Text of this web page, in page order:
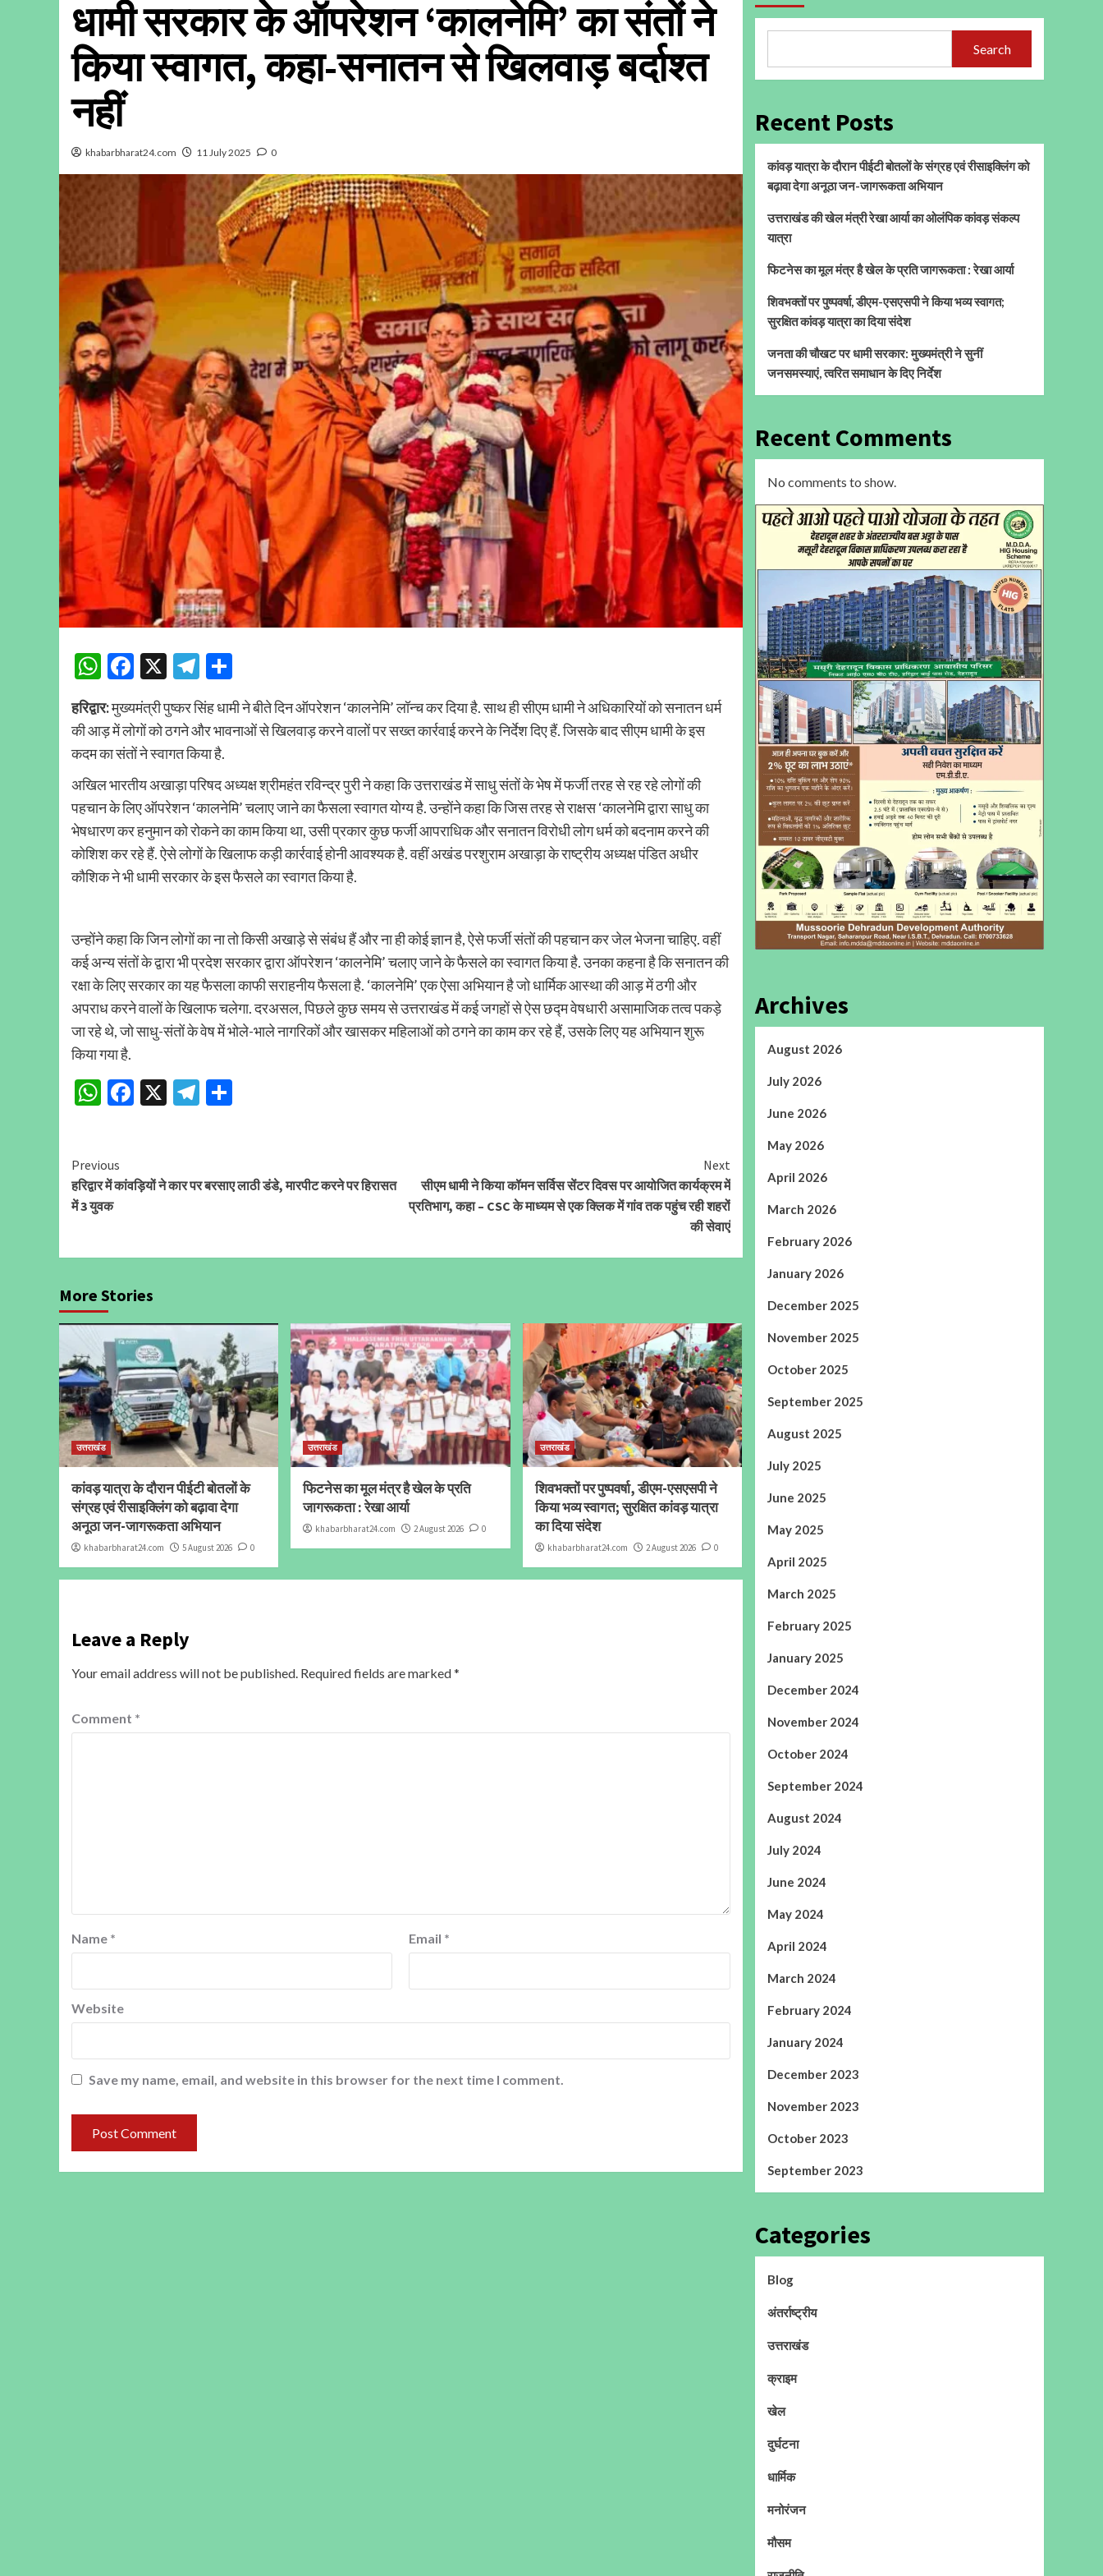
धामी सरकार के ऑपरेशन ‘कालनेमि’ का संतों ने
किया स्वागत, कहा-सनातन से खिलवाड़ बर्दाश्त
नहीं
khabarbharat24.com 11 July 2025 0
WhatsApp
Facebook
X Telegram
हरिद्वार:मुख्यमंत्री पुष्कर सिंह धामी ने बीते दिन ऑपरेशन ‘कालनेमि’ लॉन्च कर दिया है. साथ ही सीएम धामी ने अधिकारियों को सनातन धर्म
की आड़ में लोगों को ठगने और भावनाओं से खिलवाड़ करने वालों पर सख्त कार्रवाई करने के निर्देश दिए हैं. जिसके बाद सीएम धामी के इस
कदम का संतों ने स्वागत किया है.
अखिल भारतीय अखाड़ा परिषद अध्यक्ष श्रीमहंत रविन्द्र पुरी ने कहा कि उत्तराखंड में साधु संतों के भेष में फर्जी तरह से रह रहे लोगों की
पहचान के लिए ऑपरेशन ‘कालनेमि’ चलाए जाने का फैसला स्वागत योग्य है. उन्होंने कहा कि जिस तरह से राक्षस ‘कालनेमि द्वारा साधु का
भेषधारण कर हनुमान को रोकने का काम किया था, उसी प्रकार कुछ फर्जी आपराधिक और सनातन विरोधी लोग धर्म को बदनाम करने की
कोशिश कर रहे हैं. ऐसे लोगों के खिलाफ कड़ी कार्रवाई होनी आवश्यक है. वहीं अखंड परशुराम अखाड़ा के राष्ट्रीय अध्यक्ष पंडित अधीर
कौशिक ने भी धामी सरकार के इस फैसले का स्वागत किया है.
उन्होंने कहा कि जिन लोगों का ना तो किसी अखाड़े से संबंध हैं और ना ही कोई ज्ञान है, ऐसे फर्जी संतों की पहचान कर जेल भेजना चाहिए. वहीं
कई अन्य संतों के द्वारा भी प्रदेश सरकार द्वारा ऑपरेशन ‘कालनेमि’ चलाए जाने के फैसले का स्वागत किया है. उनका कहना है कि सनातन की
रक्षा के लिए सरकार का यह फैसला काफी सराहनीय फैसला है. ‘कालनेमि’ एक ऐसा अभियान है जो धार्मिक आस्था की आड़ में ठगी और
अपराध करने वालों के खिलाफ चलेगा. दरअसल, पिछले कुछ समय से उत्तराखंड में कई जगहों से ऐस छद्म वेषधारी असामाजिक तत्व पकड़े
जा रहे थे, जो साधु-संतों के वेष में भोले-भाले नागरिकों और खासकर महिलाओं को ठगने का काम कर रहे हैं, उसके लिए यह अभियान शुरू
किया गया है.
WhatsApp
Facebook
X Telegram
Continue
Reading
Previous
हरिद्वार में कांवड़ियों ने कार पर बरसाए लाठी डंडे, मारपीट करने पर हिरासत
में 3 युवक
Next
सीएम धामी ने किया कॉमन सर्विस सेंटर दिवस पर आयोजित कार्यक्रम में
प्रतिभाग, कहा – CSC के माध्यम से एक क्लिक में गांव तक पहुंच रही शहरों
की सेवाएं
More Stories
उत्तराखंड
कांवड़ यात्रा के दौरान पीईटी बोतलों के
संग्रह एवं रीसाइक्लिंग को बढ़ावा देगा
अनूठा जन-जागरूकता अभियान
khabarbharat24.com 5 August 2026 0
उत्तराखंड
फिटनेस का मूल मंत्र है खेल के प्रति
जागरूकता : रेखा आर्या
khabarbharat24.com 2 August 2026 0
उत्तराखंड
शिवभक्तों पर पुष्पवर्षा, डीएम-एसएसपी ने
किया भव्य स्वागत; सुरक्षित कांवड़ यात्रा
का दिया संदेश
khabarbharat24.com 2 August 2026 0
Leave a Reply
Your email address will not be published. Required fields are marked*
Comment *
Name * Email *
Website
Save my name, email, and website in this browser for the next time I comment.
Search
Recent Posts
कांवड़ यात्रा के दौरान पीईटी बोतलों के संग्रह एवं रीसाइक्लिंग को
बढ़ावा देगा अनूठा जन-जागरूकता अभियान
उत्तराखंड की खेल मंत्री रेखा आर्या का ओलंपिक कांवड़ संकल्प
यात्रा
फिटनेस का मूल मंत्र है खेल के प्रति जागरूकता : रेखा आर्या
शिवभक्तों पर पुष्पवर्षा, डीएम-एसएसपी ने किया भव्य स्वागत;
सुरक्षित कांवड़ यात्रा का दिया संदेश
जनता की चौखट पर धामी सरकार: मुख्यमंत्री ने सुनीं
जनसमस्याएं, त्वरित समाधान के दिए निर्देश
Recent Comments
No comments to show.
Archives
August 2026
July 2026
June 2026
May 2026
April 2026
March 2026
February 2026
January 2026
December 2025
November 2025
October 2025
September 2025
August 2025
July 2025
June 2025
May 2025
April 2025
March 2025
February 2025
January 2025
December 2024
November 2024
October 2024
September 2024
August 2024
July 2024
June 2024
May 2024
April 2024
March 2024
February 2024
January 2024
December 2023
November 2023
October 2023
September 2023
Categories
Blog
अंतर्राष्ट्रीय
उत्तराखंड
क्राइम
खेल
दुर्घटना
धार्मिक
मनोरंजन
मौसम